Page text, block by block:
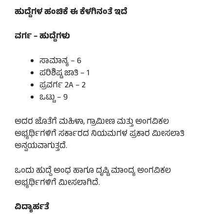
ಹುದ್ದೆಗಳ ಹಂಚಿಕೆ ಈ ಕೆಳಗಿನಂತೆ ಇದೆ
ವರ್ಗ – ಹುದ್ದೆಗಳು
ಸಾಮಾನ್ಯ – 6
ಪರಿಶಿಷ್ಟ ಜಾತಿ – 1
ಪ್ರವರ್ಗ 2A – 2
ಒಟ್ಟು – 9
ಅದರ ಜೊತೆಗೆ ಮಹಿಳಾ, ಗ್ರಾಮೀಣ ಮತ್ತು ಅಂಗವಿಕಲ
ಅಭ್ಯರ್ಥಿಗಳಿಗೆ ಸರ್ಕಾರದ ನಿಯಮಗಳ ಪ್ರಕಾರ ಮೀಸಲಾತಿ
ಅನ್ವಯವಾಗುತ್ತದೆ.
ಒಂದು ಹುದ್ದೆ ಅಂಧ ಹಾಗೂ ದೃಷ್ಟಿ ಮಾಂದ್ಯ ಅಂಗವಿಕಲ
ಅಭ್ಯರ್ಥಿಗಳಿಗೆ ಮೀಸಲಾಗಿದೆ.
ವಿದ್ಯಾರ್ಹತೆ